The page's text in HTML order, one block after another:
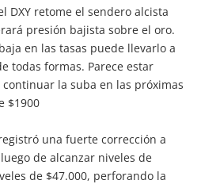
DXY retome el sendero alcista
presión bajista sobre el oro.
en las tasas puede llevarlo a
todas formas. Parece estar
la suba en las próximas
$1900
una fuerte corrección a
de alcanzar niveles de
de $47.000, perforando la